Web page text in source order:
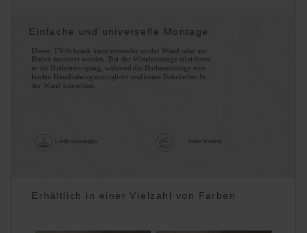
Einfache und universelle Montage
Dieser TV-Schrank kann entweder an der Wand oder am
Boden montiert werden. Bei der Wandmontage erleichtert
er die Bodenreinigung, während die Bodenmontage eine
leichte Handhabung ermöglicht und keine Bohrlöcher In
der Wand hinterlässt.
Leicht zu reinigen Feine Struktur
Erhältlich in einer Vielzahl von Farben